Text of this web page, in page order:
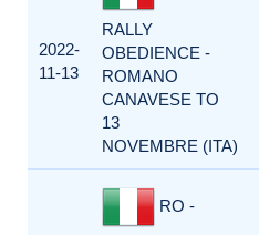
2022-
11-13
RALLY
OBEDIENCE -
ROMANO
CANAVESE TO
13
NOVEMBRE (ITA)
RO -